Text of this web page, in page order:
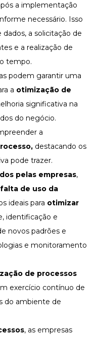
a implementação
necessário. Isso
a solicitação de
e a realização de
tempo.
podem garantir uma
a otimização de
significativa na
do negócio.
a
destacando os
pode trazer.
pelas empresas,
falta de uso da
ideais para otimizar
identificação e
novos padrões e
e monitoramento
de processos
exercício contínuo de
do ambiente de
, as empresas